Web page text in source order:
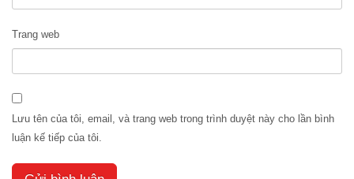
Trang web
Lưu tên của tôi, email, và trang web trong trình duyệt này cho lần bình
luận kế tiếp của tôi.